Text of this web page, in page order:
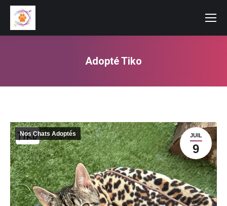
Adopté Tiko
JUIL
9
Nos Chats Adoptés